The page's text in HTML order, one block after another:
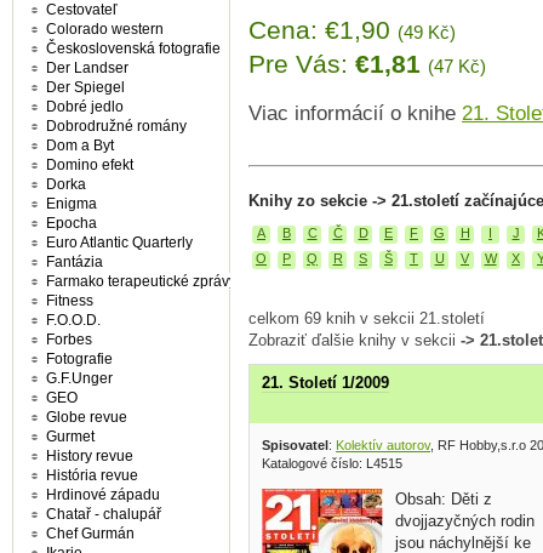
Cena: €1,90 (49 Kč)
Pre Vás: €1,81 (47 Kč)
Viac informácií o knihe 21.
Knihy zo sekcie -> 21.století
A B C Č D E F G H I J
O
P Q R S Š T U V W X
celkom 69 knih v sekcii 21.století
Zobraziť ďalšie knihy v sekcii ->
21. Století 1/2009
Spisovatel: Kolektív autorov, RF Hobby,s.r.o
Katalogové číslo: L4515
Obsah: Děti z
dvojjazyčných rodin
jsou náchylnější ke
Cestovateľ
Colorado western
Československá fotografie
Der Landser
Der Spiegel
Dobré jedlo
Dobrodružné romány
Dom a Byt
Domino efekt
Dorka
Enigma
Epocha
Euro Atlantic Quarterly
Fantázia
Farmako terapeutické zprávy
Fitness
F.O.O.D.
Forbes
Fotografie
G.F.Unger
GEO
Globe revue
Gurmet
History revue
História revue
Hrdinové západu
Chatař - chalupář
Chef Gurmán